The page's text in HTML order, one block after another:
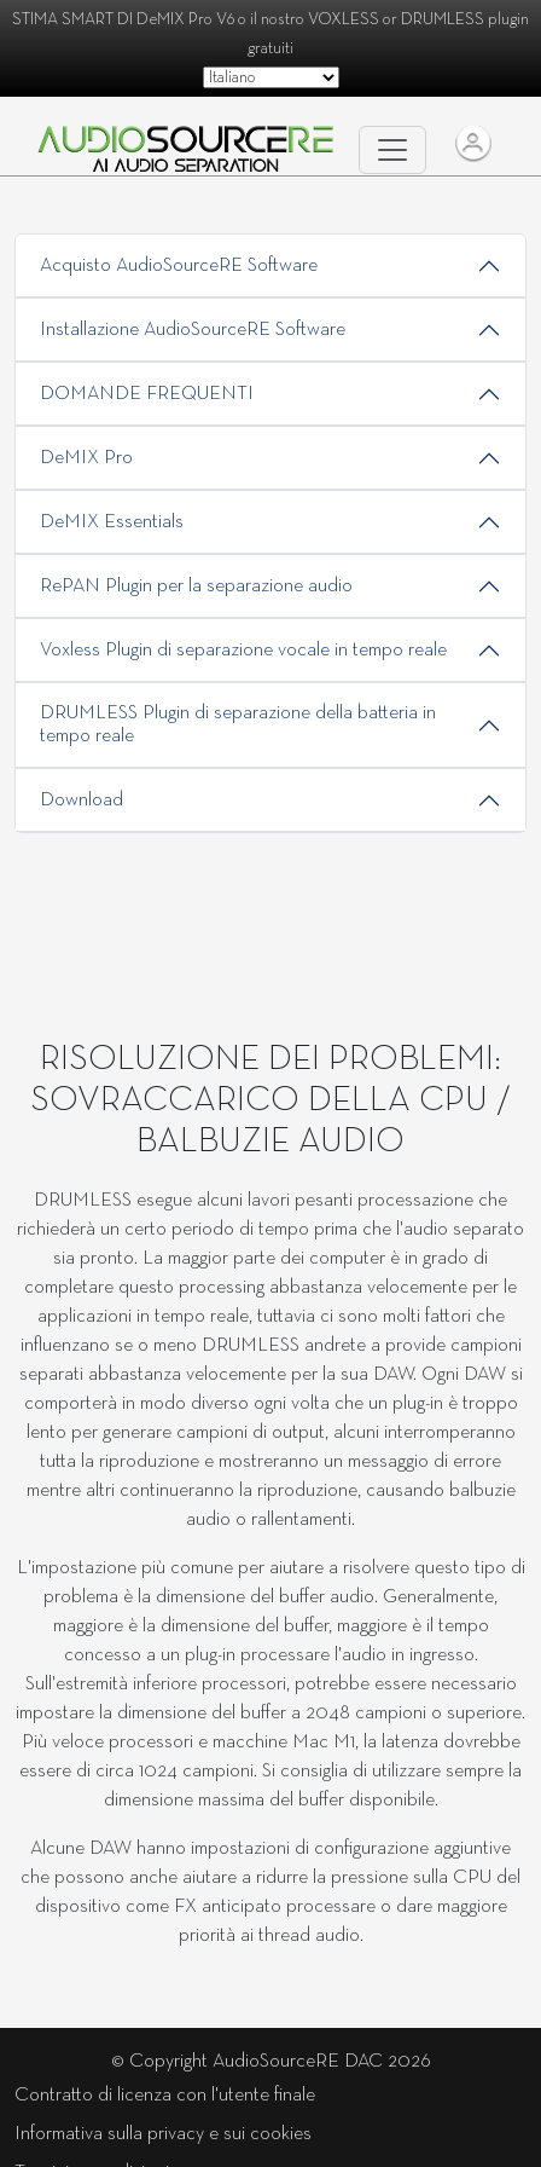
STIMA SMART DI DeMIX Pro V6 o il nostro VOXLESS or DRUMLESS plugin
gratuiti
Acquisto AudioSourceRE Software
Installazione AudioSourceRE Software
DOMANDE FREQUENTI
DeMIX Pro
DeMIX Essentials
RePAN Plugin per la separazione audio
Voxless Plugin di separazione vocale in tempo reale
DRUMLESS Plugin di separazione della batteria in
tempo reale
Download
RISOLUZIONE DEI PROBLEMI:
SOVRACCARICO DELLA CPU /
BALBUZIE AUDIO
DRUMLESS esegue alcuni lavori pesanti processazione che
richiederà un certo periodo di tempo prima che l'audio separato
sia pronto. La maggior parte dei computer è in grado di
completare questo processing abbastanza velocemente per le
applicazioni in tempo reale, tuttavia ci sono molti fattori che
influenzano se o meno DRUMLESS andrete a provide campioni
separati abbastanza velocemente per la sua DAW. Ogni DAW si
comporterà in modo diverso ogni volta che un plug-in è troppo
lento per generare campioni di output, alcuni interromperanno
tutta la riproduzione e mostreranno un messaggio di errore
mentre altri continueranno la riproduzione, causando balbuzie
audio o rallentamenti.
L'impostazione più comune per aiutare a risolvere questo tipo di
problema è la dimensione del buffer audio. Generalmente,
maggiore è la dimensione del buffer, maggiore è il tempo
concesso a un plug-in processare l'audio in ingresso.
Sull'estremità inferiore processori, potrebbe essere necessario
impostare la dimensione del buffer a 2048 campioni o superiore.
Più veloce processori e macchine Mac M1, la latenza dovrebbe
essere di circa 1024 campioni. Si consiglia di utilizzare sempre la
dimensione massima del buffer disponibile.
Alcune DAW hanno impostazioni di configurazione aggiuntive
che possono anche aiutare a ridurre la pressione sulla CPU del
dispositivo come FX anticipato processare o dare maggiore
priorità ai thread audio.
© Copyright AudioSourceRE DAC 2026
Contratto di licenza con l'utente finale
Informativa sulla privacy e sui cookies